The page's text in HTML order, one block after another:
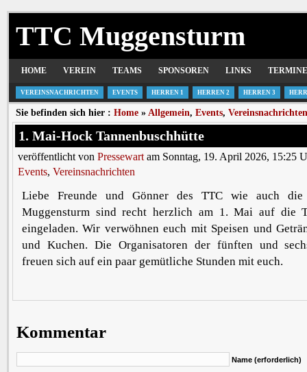
TTC Muggensturm
HOME VEREIN TEAMS SPONSOREN LINKS TERMINE
VEREINSNACHRICHTEN EVENTS HERREN 1 HERREN 2 HERREN 3
Sie befinden sich hier : Home » Allgemein, Events, Vereinsnachrichten
1. Mai-Hock Tannenbuschhütte
veröffentlicht von Pressewart am Sonntag, 19. April 2026, 15:25
Events, Vereinsnachrichten
Liebe Freunde und Gönner des TTC wie auch die
Muggensturm sind recht herzlich am 1. Mai auf die
eingeladen. Wir verwöhnen euch mit Speisen und
und Kuchen. Die Organisatoren der fünften und
freuen sich auf ein paar gemütliche Stunden mit euch.
Kommentar
Name (erforderlich)